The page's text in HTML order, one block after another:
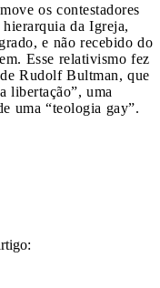
os contestadores
da Igreja,
e não recebido do
Esse relativismo fez
Rudolf Bultman, que
libertação”, uma
uma “teologia gay”.